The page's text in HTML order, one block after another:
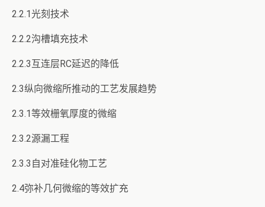
2.2.1光刻技术
2.2.2沟槽填充技术
2.2.3互连层RC延迟的降低
2.3纵向微缩所推动的工艺发展趋势
2.3.1等效栅氧厚度的微缩
2.3.2源漏工程
2.3.3自对准硅化物工艺
2.4弥补几何微缩的等效扩充